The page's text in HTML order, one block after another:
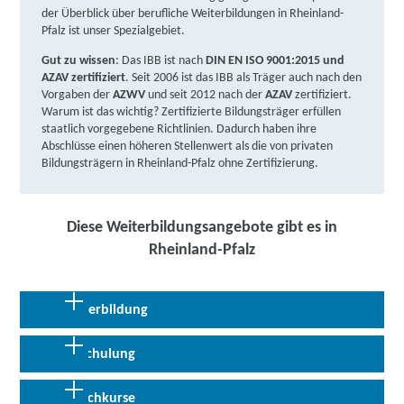
Herrschaftsweiher 11, 67071 Ludwigshafen
Partner
weitere Informationen
Lernstudio Barbarossa / MegaKids Fortbildungs
GmbH | Bismarckstraße 106, 67059 Ludwigshafen
Partner
weitere Informationen
Bürgermeister-Grünzweig-Straße 1, 67059
Ludwigshafen Partner
Berger Bildungsinstitut GmbH | Heinigstraße 26,
der Überblick über berufliche Weiterbildungen in Rheinland-
Pfalz ist unser Spezialgebiet.
Gut zu wissen: Das IBB ist nachDIN EN ISO 9001:2015 und
AZAV zertifiziert. Seit 2006 ist das IBB als Träger auch nach den
Vorgaben derAZWV und seit 2012 nach derAZAV zertifiziert.
Warum ist das wichtig? Zertifizierte Bildungsträger erfüllen
staatlich vorgegebene Richtlinien. Dadurch haben ihre
Abschlüsse einen höheren Stellenwert als die von privaten
Bildungsträgern in Rheinland-Pfalz ohne Zertifizierung.
Diese Weiterbildungsangebote gibt es in
Rheinland-Pfalz
Weiterbildung
Wer sich für eine Weiterbildung in Rheinland-Pfalz entscheidet,
investiert in eine starke berufliche Zukunft. Besonders gefragt
sind Zusatzqualifizierungen in Elektro- und Energietechnik,
Umschulung
Mit einer Umschulung in Rheinland-Pfalz legen Sie den Grundstein
Sprachkurse